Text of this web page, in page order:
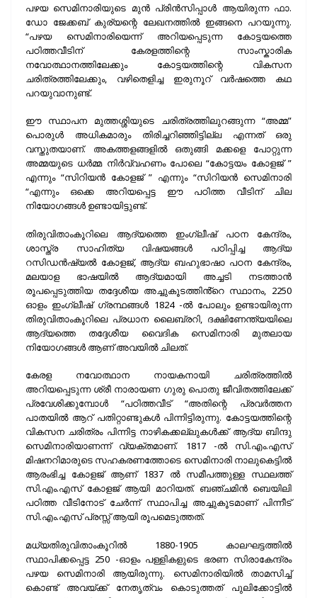
പഴയ സെമിനാരിയുടെ മുൻ പ്രിൻസിപ്പാൾ ആയിരുന്ന ഫാ.
ഡോ ജേക്കബ് കുര്യന്റെ ലേഖനത്തിൽ ഇങ്ങനെ പറയുന്നു.
“പഴയ സെമിനാരിയെന്ന് അറിയപ്പെടുന്ന കോട്ടയത്തെ
പഠിത്തവീടിന് കേരളത്തിന്റെ സാംസ്കാരിക
നവോത്ഥാനത്തിലേക്കും കോട്ടയത്തിന്റെ വികസന
ചരിത്രത്തിലേക്കും, വഴിതെളിച്ച ഇരുനൂറ് വർഷത്തെ കഥ
പറയുവാനുണ്ട്.
ഈ സ്ഥാപന മുത്തശ്ശിയുടെ ചരിത്രത്തിലുറങ്ങുന്ന “അമ്മ”
പൊരുൾ അധികമാരും തിരിച്ചറിഞ്ഞിട്ടില്ല എന്നത് ഒരു
വസ്തുതയാണ്. അകത്തളങ്ങളിൽ ഒതുങ്ങി മക്കളെ പോറ്റുന്ന
അമ്മയുടെ ധർമ്മ നിർവ്വഹണം പോലെ “കോട്ടയം കോളജ് ”
എന്നും “സിറിയൻ കോളജ് ” എന്നും “സിറിയൻ സെമിനാരി
“എന്നും ഒക്കെ അറിയപ്പെട്ട ഈ പഠിത്ത വീടിന് ചില
നിയോഗങ്ങൾ ഉണ്ടായിട്ടുണ്ട്.
തിരുവിതാംകൂറിലെ ആദ്യത്തെ ഇംഗ്ലീഷ് പഠന കേന്ദ്രം,
ശാസ്ത്ര സാഹിത്യ വിഷയങ്ങൾ പഠിപ്പിച്ച ആദ്യ
റസിഡൻഷ്യൽ കോളജ്, ആദ്യ ബഹുഭാഷാ പഠന കേന്ദ്രം,
മലയാള ഭാഷയിൽ ആദ്യമായി അച്ചടി നടത്താൻ
രൂപപ്പെടുത്തിയ തദ്ദേശീയ അച്ചുകൂടത്തിൻ്റെ സ്ഥാനം, 2250
ഓളം ഇംഗ്ലീഷ് ഗ്രന്ഥങ്ങൾ 1824 -ൽ പോലും ഉണ്ടായിരുന്ന
തിരുവിതാംകൂറിലെ പ്രധാന ലൈബ്രറി, ദക്ഷിണേന്ത്യയിലെ
ആദ്യത്തെ തദ്ദേശീയ വൈദിക സെമിനാരി മുതലായ
നിയോഗങ്ങൾ ആണ് അവയിൽ ചിലത്.
കേരള നവോത്ഥാന നായകനായി ചരിത്രത്തിൽ
അറിയപ്പെടുന്ന ശ്രീ നാരായണ ഗുരു പൊതു ജീവിതത്തിലേക്ക്
പ്രവേശിക്കുമ്പോൾ “പഠിത്തവീട് “അതിന്റെ പ്രവർത്തന
പാതയിൽ ആറ് പതിറ്റാണ്ടുകൾ പിന്നിട്ടിരുന്നു. കോട്ടയത്തിന്റെ
വികസന ചരിത്രം പിന്നിട്ട നാഴികക്കല്ലുകൾക്ക് ആദ്യ ബിന്ദു
സെമിനാരിയാണന്ന് വ്യക്തമാണ്. 1817 -ൽ സി.എം.എസ്
മിഷനറിമാരുടെ സഹകരണത്തോടെ സെമിനാരി നാലുകെട്ടിൽ
ആരംഭിച്ച കോളജ് ആണ് 1837 ൽ സമീപത്തുള്ള സ്ഥലത്ത്
സി.എം.എസ് കോളജ് ആയി മാറിയത്. ബഞ്ചമിൻ ബെയിലി
പഠിത്ത വീടിനോട് ചേർന്ന് സ്ഥാപിച്ച അച്ചുകൂടമാണ് പിന്നീട്
സി.എം.എസ് പ്രസ്സ് ആയി രൂപമെടുത്തത്.
മധ്യതിരുവിതാംകൂറിൽ 1880-1905 കാലഘട്ടത്തിൽ
സ്ഥാപിക്കപ്പെട്ട 250 -ഓളം പള്ളികളുടെ ഭരണ സിരാകേന്ദ്രം
പഴയ സെമിനാരി ആയിരുന്നു. സെമിനാരിയിൽ താമസിച്ച്
കൊണ്ട് അവയ്ക്ക് നേതൃത്വം കൊടുത്തത് പുലിക്കോട്ടിൽ